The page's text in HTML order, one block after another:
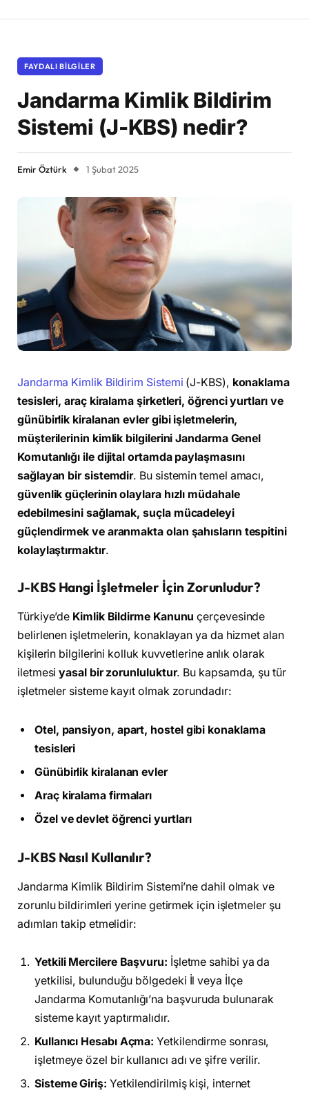
FAYDALI BILGILER
Jandarma Kimlik Bildirim
Sistemi (J-KBS) nedir?
Emir Öztürk 1 Şubat 2025
Jandarma Kimlik Bildirim Sistemi (J-KBS), konaklama
tesisleri, araç kiralama şirketleri, öğrenci yurtları ve
günübirlik kiralanan evler gibi işletmelerin,
müşterilerinin kimlik bilgilerini Jandarma Genel
Komutanlığı ile dijital ortamda paylaşmasını
sağlayan bir sistemdir. Bu sistemin temel amacı,
güvenlik güçlerinin olaylara hızlı müdahale
edebilmesini sağlamak, suçla mücadeleyi
güçlendirmek ve aranmakta olan şahısların tespitini
kolaylaştırmaktır.
J-KBS Hangi İşletmeler İçin Zorunludur?
Türkiye’de Kimlik Bildirme Kanunu çerçevesinde
belirlenen işletmelerin, konaklayan ya da hizmet alan
kişilerin bilgilerini kolluk kuvvetlerine anlık olarak
iletmesiyasal bir zorunluluktur. Bu kapsamda, şu tür
işletmeler sisteme kayıt olmak zorundadır:
Otel, pansiyon, apart, hostel gibi konaklama
tesisleri
Günübirlik kiralanan evler
Araç kiralama firmaları
Özel ve devlet öğrenci yurtları
J-KBS Nasıl Kullanılır?
Jandarma Kimlik Bildirim Sistemi’ne dahil olmak ve
zorunlu bildirimleri yerine getirmek için işletmeler şu
adımları takip etmelidir:
Yetkili Mercilere Başvuru: İşletme sahibi ya da
yetkilisi, bulunduğu bölgedeki İl veya İlçe
Jandarma Komutanlığı’na başvuruda bulunarak
sisteme kayıt yaptırmalıdır.
Kullanıcı Hesabı Açma: Yetkilendirme sonrası,
işletmeye özel bir kullanıcı adı ve şifre verilir.
Sisteme Giriş: Yetkilendirilmiş kişi, internet